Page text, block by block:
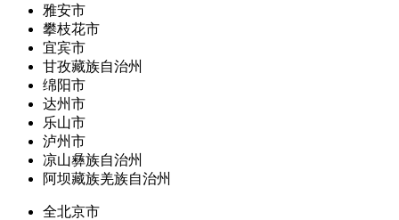
雅安市
攀枝花市
宜宾市
甘孜藏族自治州
绵阳市
达州市
乐山市
泸州市
凉山彝族自治州
阿坝藏族羌族自治州
全北京市